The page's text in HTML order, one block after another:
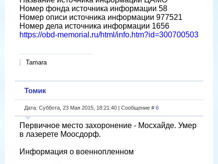
Номер фонда источника информации 58
Номер описи источника информации 977521
Номер дела источника информации 1656
https://obd-memorial.ru/html/info.htm?id=300700503
Tamara
Томик
Дата: Суббота, 23 Мая 2015, 18:21:40 | Сообщение # 6
Первичное место захоронение - Мосхайде. Умер
в лазерете Моосдорф.
Информация о военнопленном